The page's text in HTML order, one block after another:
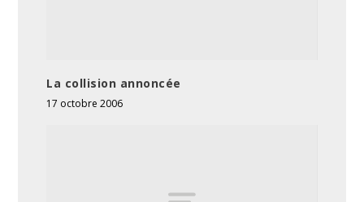
La collision annoncée
17 octobre 2006